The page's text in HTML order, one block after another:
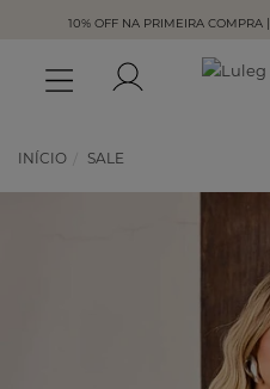
10% OFF NA PRIMEIRA COMPRA |
INÍCIO SALE